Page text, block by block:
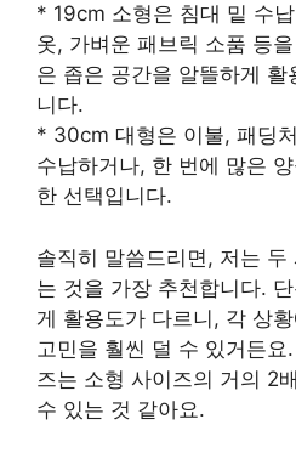
* 19cm 소형은 침대 밑 수
옷, 가벼운 패브릭 소품 등
은 좁은 공간을 알뜰하게 활
니다.
* 30cm 대형은 이불, 패딩
수납하거나, 한 번에 많은
한 선택입니다.
솔직히 말씀드리면, 저는
는 것을 가장 추천합니다.
게 활용도가 다르니, 각 상
고민을 훨씬 덜 수 있거든
즈는 소형 사이즈의 거의 2
수 있는 것 같아요.